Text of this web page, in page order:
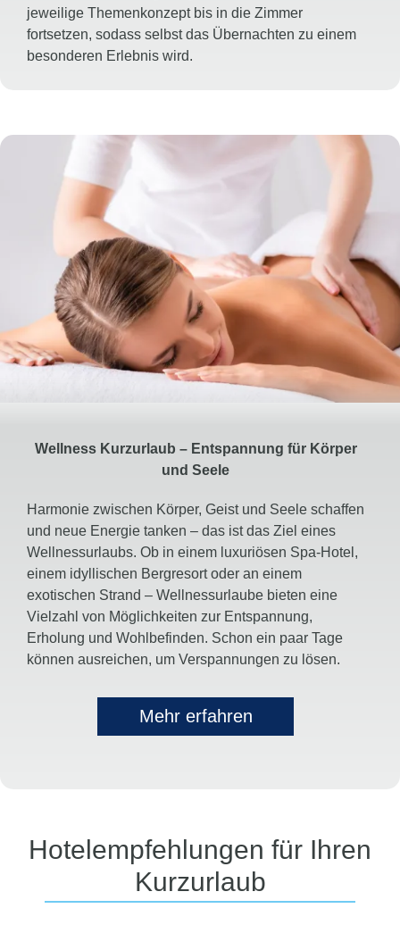
jeweilige Themenkonzept bis in die Zimmer
fortsetzen, sodass selbst das Übernachten zu einem
besonderen Erlebnis wird.
Wellness Kurzurlaub – Entspannung für Körper
und Seele
Harmonie zwischen Körper, Geist und Seele schaffen
und neue Energie tanken – das ist das Ziel eines
Wellnessurlaubs. Ob in einem luxuriösen Spa-Hotel,
einem idyllischen Bergresort oder an einem
exotischen Strand – Wellnessurlaube bieten eine
Vielzahl von Möglichkeiten zur Entspannung,
Erholung und Wohlbefinden. Schon ein paar Tage
können ausreichen, um Verspannungen zu lösen.
Mehr erfahren
Hotelempfehlungen für Ihren
Kurzurlaub